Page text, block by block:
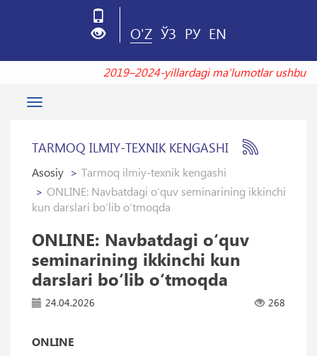
O'Z ЎЗ РУ EN
2019–2024-yillardagi maʼlumotlar
Toggle
TARMOQ ILMIY-TEXNIK KENGASHI
Asosiy
Tarmoq ilmiy-texnik kengashi
ONLINE: Navbatdagi o‘quv seminarining ikkinchi
kun darslari bo‘lib o‘tmoqda
ONLINE: Navbatdagi o‘quv
seminarining ikkinchi kun
darslari bo‘lib o‘tmoqda
24.04.2026 268
ONLINE